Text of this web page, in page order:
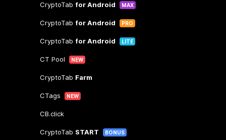
CryptoTab for Android MAX
CryptoTab for Android PRO
CryptoTab for Android LITE
CT Pool NEW
CryptoTab Farm
CTags NEW
CB.click
CryptoTab START BONUS